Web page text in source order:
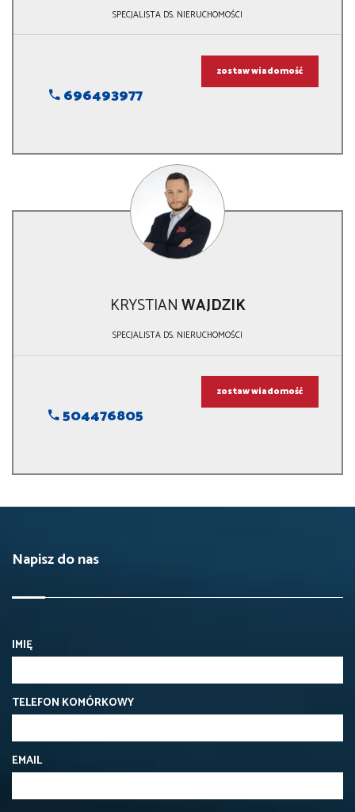
SPECJALISTA DS. NIERUCHOMOŚCI
696493977
zostaw wiadomość
KRYSTIANWAJDZIK
SPECJALISTA DS. NIERUCHOMOŚCI
504476805
zostaw wiadomość
Napisz do nas
IMIĘ
TELEFON KOMÓRKOWY
EMAIL